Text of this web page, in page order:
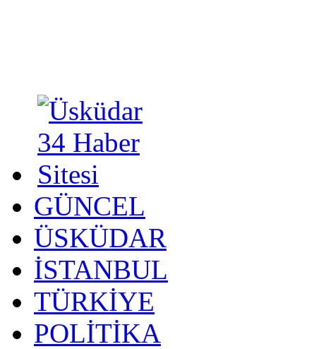
GÜNCEL
ÜSKÜDAR
İSTANBUL
TÜRKİYE
POLİTİKA